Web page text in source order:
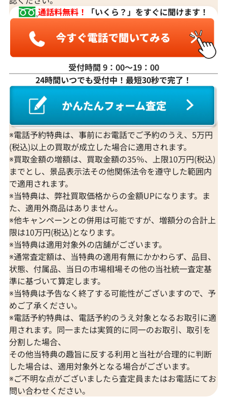
通話料無料！
「いくら？」をすぐに聞けます！
受付時間 9：00〜19：00
24時間いつでも受付中！最短30秒で完了！
※電話予約特典は、事前にお電話でご予約のうえ、5万円
(税込)以上の買取が成立した場合に適用されます。
※買取金額の増額は、買取金額の35％、上限10万円(税込)
までとし、景品表示法その他関係法令を遵守した範囲内
で適用されます。
※当特典は、弊社買取価格からの金額UPになります。ま
た、適用外商品はありません。
※他キャンペーンとの併用は可能ですが、増額分の合計上
限は10万円(税込)となります。
※当特典は適用対象外の店舗がございます。
※通常査定額は、当特典の適用有無にかかわらず、品目、
状態、付属品、当日の市場相場その他の当社統一査定基
準に基づいて算定します。
※当特典は予告なく終了する可能性がございますので、予
めご了承ください。
※電話予約特典は、電話予約のうえ対象となるお取引に適
用されます。同一または実質的に同一のお取引、取引を
分割した場合、
その他当特典の趣旨に反する利用と当社が合理的に判断
した場合は、適用対象外となる場合がございます。
※ご不明な点がございましたら査定員またはお電話にてお
問い合わせください。